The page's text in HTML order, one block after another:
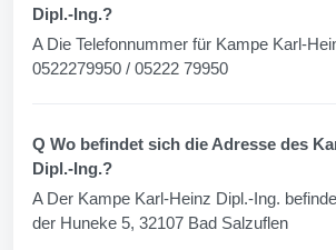
Dipl.-Ing.?
A Die Telefonnummer für Kampe Karl-
0522279950 / 05222 79950
Q Wo befindet sich die Adresse des
Dipl.-Ing.?
A Der Kampe Karl-Heinz Dipl.-Ing.
der Huneke 5, 32107 Bad Salzuflen